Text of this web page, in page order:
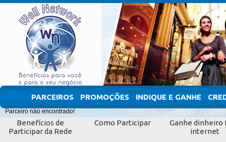
PARCEIROS PROMOÇÕES INDIQUE E GANHE
Parceiro não encontrado!
Benefícios de
Participar da Rede
Como Participar
Ganhe dinheiro
internet